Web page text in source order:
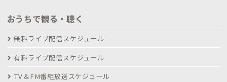
おうちで観る・聴く
無料ライブ配信スケジュール
有料ライブ配信スケジュール
TV＆FM番組放送スケジュール